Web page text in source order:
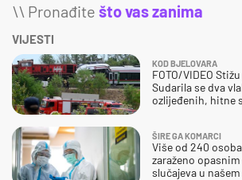
\\ Pronađite što vas zanima
VIJESTI
KOD BJELOVARA
FOTO/VIDEO
Sudarila se dva
ozlijeđenih, hitne
ŠIRE GA KOMARCI
Više od 240
zaraženo
slučajeva u